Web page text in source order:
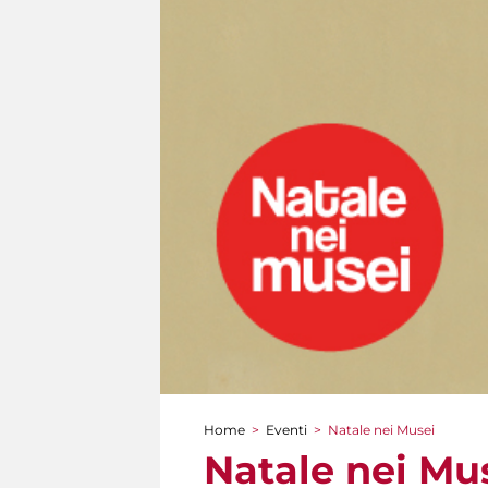
Tu sei qui
Home > Eventi > Natale nei Musei
Natale nei